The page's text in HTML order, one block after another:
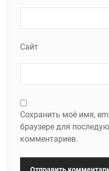
Сайт
Сохранить моё имя,
браузере для
комментариев.